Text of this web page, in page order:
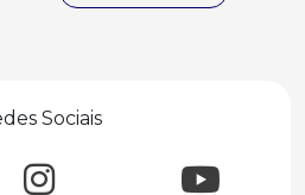
Sociais